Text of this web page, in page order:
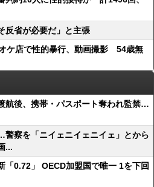
反省が必要だ」と主張
ケ店で性的暴行、動画撮影 54歳無
航後、携帯・パスポート奪われ監禁…
警察を「ニイェニイェニイェ」とから
...
「0.72」 OECD加盟国で唯一 1を下回